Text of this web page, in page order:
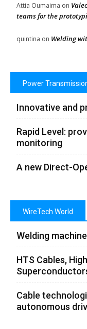
Attia Oumaima on
teams for the
quintina on Welding
Power
Innovative and
Rapid Level:
monitoring
A new Direct-
WireTech World
Welding
HTS Cables,
Cable
autonomous